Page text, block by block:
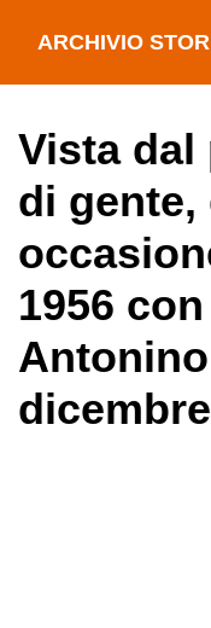
ARCHIVIO
Vista dal
di
1956